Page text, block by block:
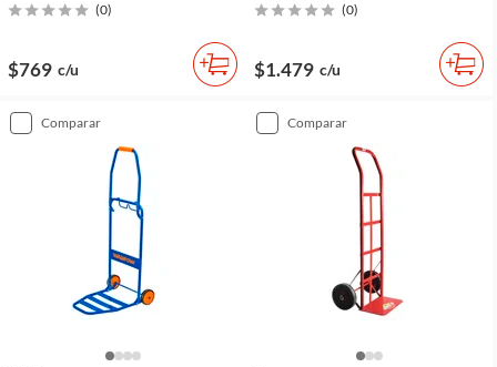
(0)
$769 c/u
(0)
$1.479 c/u
comparar comparar